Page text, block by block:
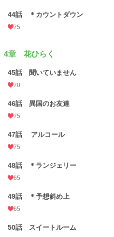
44話 ＊カウントダウン
75
4章 花ひらく
45話 聞いていません
70
46話 異国のお友達
75
47話 アルコール
75
48話 ＊ランジェリー
65
49話 ＊予想斜め上
65
50話 スイートルーム